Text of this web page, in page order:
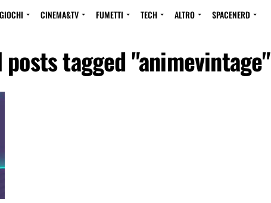
CINEMA&TV FUMETTI TECH ALTRO SPACENERD
tagged "animevintage"